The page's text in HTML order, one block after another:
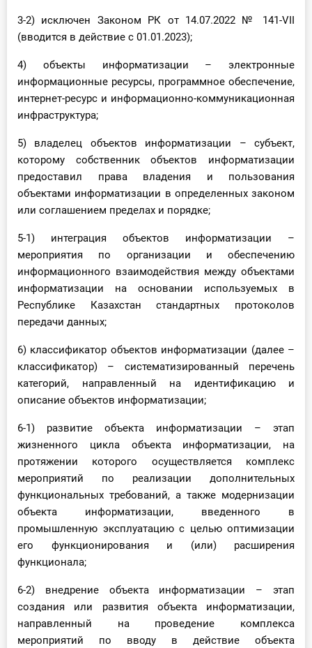
3-2) исключен Законом РК от 14.07.2022 № 141-VII
(вводится в действие с 01.01.2023);
4) объекты информатизации – электронные
информационные ресурсы, программное обеспечение,
интернет-ресурс и информационно-коммуникационная
инфраструктура;
5) владелец объектов информатизации – субъект,
которому собственник объектов информатизации
предоставил права владения и пользования
объектами информатизации в определенных законом
или соглашением пределах и порядке;
5-1) интеграция объектов информатизации –
мероприятия по организации и обеспечению
информационного взаимодействия между объектами
информатизации на основании используемых в
Республике Казахстан стандартных протоколов
передачи данных;
6) классификатор объектов информатизации (далее –
классификатор) – систематизированный перечень
категорий, направленный на идентификацию и
описание объектов информатизации;
6-1) развитие объекта информатизации – этап
жизненного цикла объекта информатизации, на
протяжении которого осуществляется комплекс
мероприятий по реализации дополнительных
функциональных требований, а также модернизации
объекта информатизации, введенного в
промышленную эксплуатацию с целью оптимизации
его функционирования и (или) расширения
функционала;
6-2) внедрение объекта информатизации – этап
создания или развития объекта информатизации,
направленный на проведение комплекса
мероприятий по вводу в действие объекта